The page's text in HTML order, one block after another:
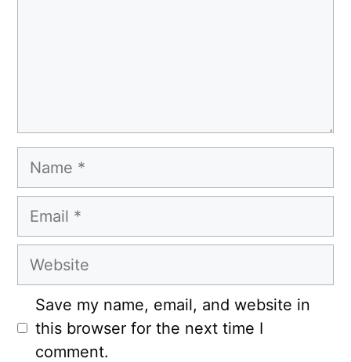
Name
Email
Website
Save my name, email, and website in
this browser for the next time I
comment.